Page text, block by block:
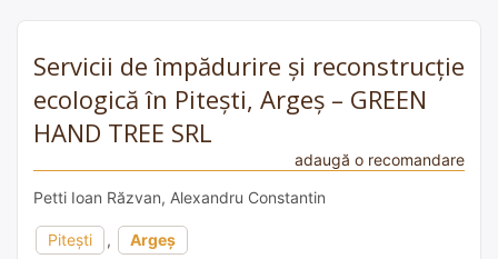
Servicii de împădurire și reconstrucție
ecologică în Pitești, Argeș – GREEN
HAND TREE SRL
adaugă o recomandare
Petti Ioan Răzvan, Alexandru Constantin
Pitești , Argeș